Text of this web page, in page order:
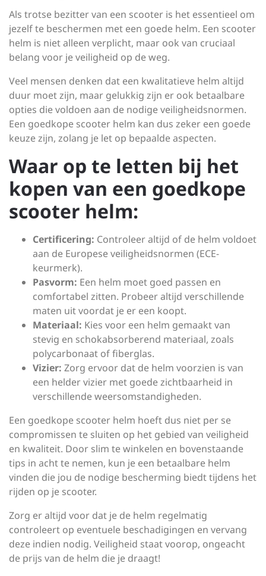
Als trotse bezitter van een scooter is het essentieel om
jezelf te beschermen met een goede helm. Een scooter
helm is niet alleen verplicht, maar ook van cruciaal
belang voor je veiligheid op de weg.
Veel mensen denken dat een kwalitatieve helm altijd
duur moet zijn, maar gelukkig zijn er ook betaalbare
opties die voldoen aan de nodige veiligheidsnormen.
Een goedkope scooter helm kan dus zeker een goede
keuze zijn, zolang je let op bepaalde aspecten.
Waar op te letten bij het
kopen van een goedkope
scooter helm:
Certificering: Controleer altijd of de helm voldoet
aan de Europese veiligheidsnormen (ECE-
keurmerk).
Pasvorm: Een helm moet goed passen en
comfortabel zitten. Probeer altijd verschillende
maten uit voordat je er een koopt.
Materiaal: Kies voor een helm gemaakt van
stevig en schokabsorberend materiaal, zoals
polycarbonaat of fiberglas.
Vizier: Zorg ervoor dat de helm voorzien is van
een helder vizier met goede zichtbaarheid in
verschillende weersomstandigheden.
Een goedkope scooter helm hoeft dus niet per se
compromissen te sluiten op het gebied van veiligheid
en kwaliteit. Door slim te winkelen en bovenstaande
tips in acht te nemen, kun je een betaalbare helm
vinden die jou de nodige bescherming biedt tijdens het
rijden op je scooter.
Zorg er altijd voor dat je de helm regelmatig
controleert op eventuele beschadigingen en vervang
deze indien nodig. Veiligheid staat voorop, ongeacht
de prijs van de helm die je draagt!